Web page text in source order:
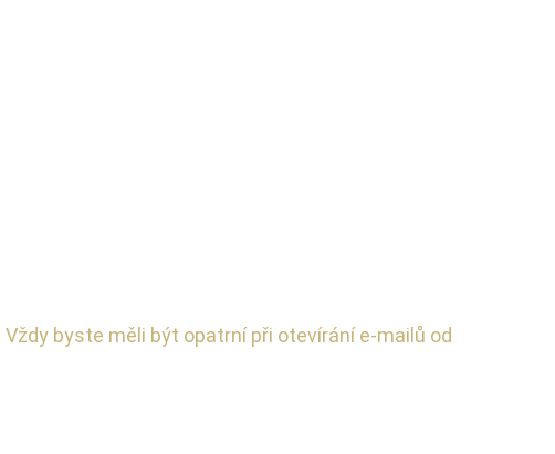
byste měli být opatrní při otevírání e-mailů od